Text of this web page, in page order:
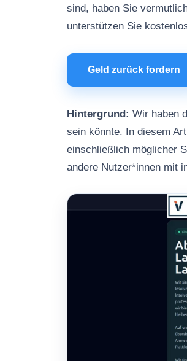
sind, haben Sie
unterstützen Sie
Geld zurück fordern
Hintergrund: Wir haben
sein könnte. In diesem
einschließlich möglicher
andere Nutzer*innen mit